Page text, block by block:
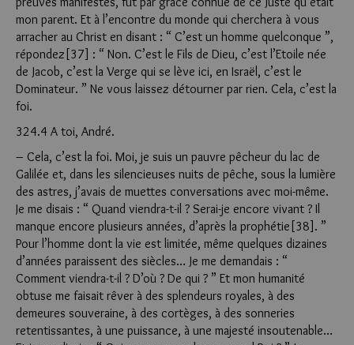
mon parent. Et à l’encontre du monde qui cherchera à vous
arracher au Christ en disant : “ C’est un homme quelconque ”,
répondez[37] : “ Non. C’est le Fils de Dieu, c’est l’Etoile née
de Jacob, c’est la Verge qui se lève ici, en Israël, c’est le
Dominateur. ” Ne vous laissez détourner par rien. Cela, c’est la
foi.
324.4 A toi, André.
– Cela, c’est la foi. Moi, je suis un pauvre pêcheur du lac de
Galilée et, dans les silencieuses nuits de pêche, sous la lumière
des astres, j’avais de muettes conversations avec moi-même.
Je me disais : “ Quand viendra-t-il ? Serai-je encore vivant ? Il
manque encore plusieurs années, d’après la prophétie[38]. ”
Pour l’homme dont la vie est limitée, même quelques dizaines
d’années paraissent des siècles… Je me demandais : “
Comment viendra-t-il ? D’où ? De qui ? ” Et mon humanité
obtuse me faisait rêver à des splendeurs royales, à des
demeures souveraine, à des cortèges, à des sonneries
retentissantes, à une puissance, à une majesté insoutenable…